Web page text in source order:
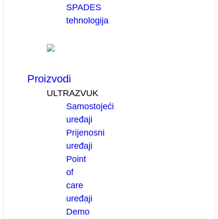
SPADES
tehnologija
Proizvodi
ULTRAZVUK
Samostojeći
uređaji
Prijenosni
uređaji
Point
of
care
uređaji
Demo